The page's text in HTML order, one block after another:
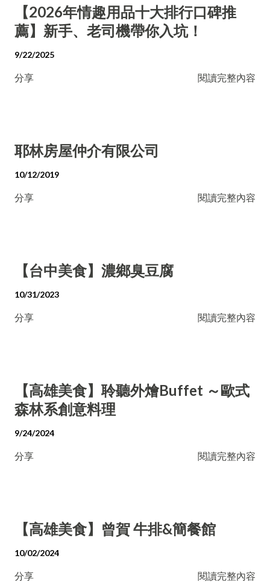
【2026年情趣用品十大排行口碑推
薦】新手、老司機帶你入坑！
9/22/2025
分享 閱讀完整內容
耶林房屋仲介有限公司
10/12/2019
分享 閱讀完整內容
【台中美食】濃鄉臭豆腐
10/31/2023
分享 閱讀完整內容
【高雄美食】聆聽外燴Buffet ～歐式
森林系創意料理
9/24/2024
分享 閱讀完整內容
【高雄美食】曾賀 牛排&簡餐館
10/02/2024
分享 閱讀完整內容